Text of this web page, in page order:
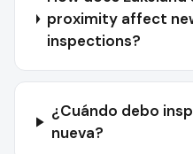
proximity affect
inspections?
¿Cuándo debo
nueva?